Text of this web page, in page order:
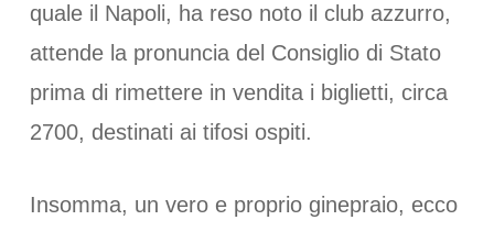
quale il Napoli, ha reso noto il club azzurro,
attende la pronuncia del Consiglio di Stato
prima di rimettere in vendita i biglietti, circa
2700, destinati ai tifosi ospiti.
Insomma, un vero e proprio ginepraio, ecco